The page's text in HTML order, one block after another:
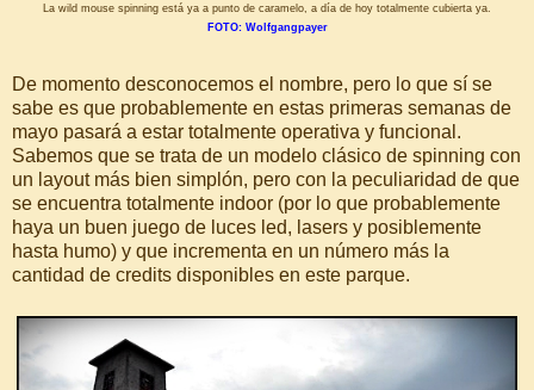
La wild mouse spinning está ya a punto de caramelo, a día de hoy totalmente cubierta ya.
FOTO: Wolfgangpayer
De momento desconocemos el nombre, pero lo que sí se
sabe es que probablemente en estas primeras semanas de
mayo pasará a estar totalmente operativa y funcional.
Sabemos que se trata de un modelo clásico de spinning con
un layout más bien simplón, pero con la peculiaridad de que
se encuentra totalmente indoor (por lo que probablemente
haya un buen juego de luces led, lasers y posiblemente
hasta humo) y que incrementa en un número más la
cantidad de credits disponibles en este parque.